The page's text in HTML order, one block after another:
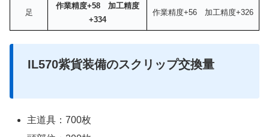
足
作業精度+58 加工精度
+334
作業精度+56 加工精度+326
IL570紫貨装備のスクリップ交換量
主道具：700枚